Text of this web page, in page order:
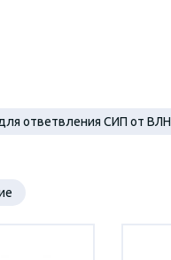
ответвления СИП от ВЛН